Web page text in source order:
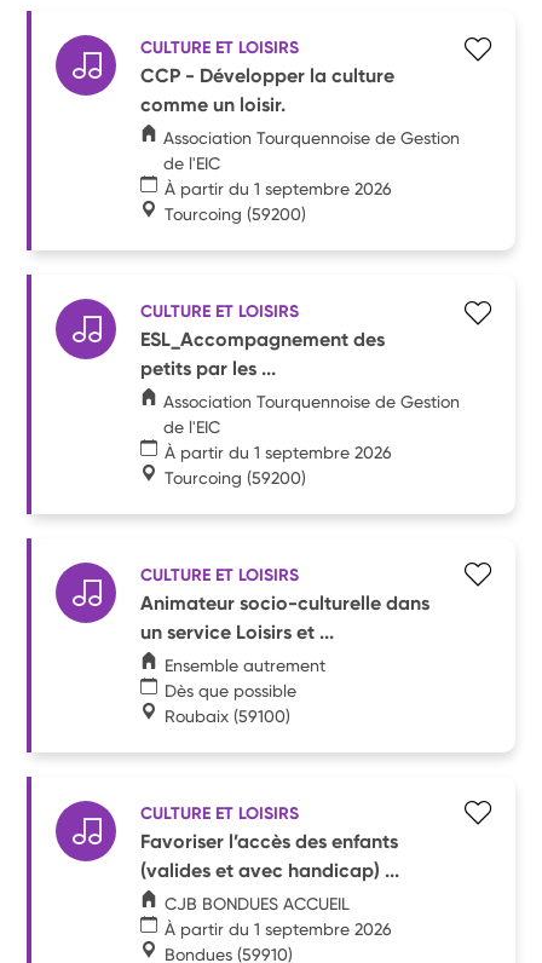
CULTURE ET LOISIRS
CCP - Développer la culture
comme un loisir.
Association Tourquennoise de Gestion
de l'EIC
À partir du 1 septembre 2026
Tourcoing (59200)
CULTURE ET LOISIRS
ESL_Accompagnement des
petits par les ...
Association Tourquennoise de Gestion
de l'EIC
À partir du 1 septembre 2026
Tourcoing (59200)
CULTURE ET LOISIRS
Animateur socio-culturelle dans
un service Loisirs et ...
Ensemble autrement
Dès que possible
Roubaix (59100)
CULTURE ET LOISIRS
Favoriser l’accès des enfants
(valides et avec handicap) ...
CJB BONDUES ACCUEIL
À partir du 1 septembre 2026
Bondues (59910)